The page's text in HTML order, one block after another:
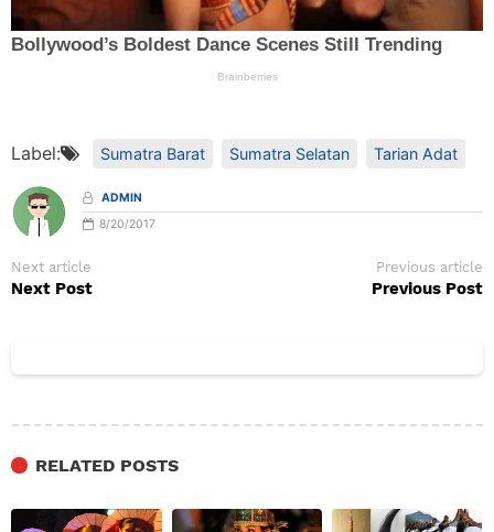
Label: Sumatra Barat Sumatra Selatan Tarian Adat
ADMIN
8/20/2017
Next article
Next Post
Previous article
Previous Post
RELATED POSTS